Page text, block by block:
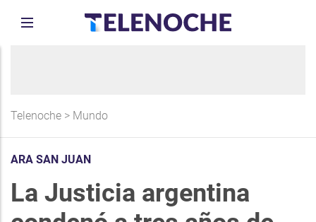
Telenoche > Mundo
ARA SAN JUAN
La Justicia argentina